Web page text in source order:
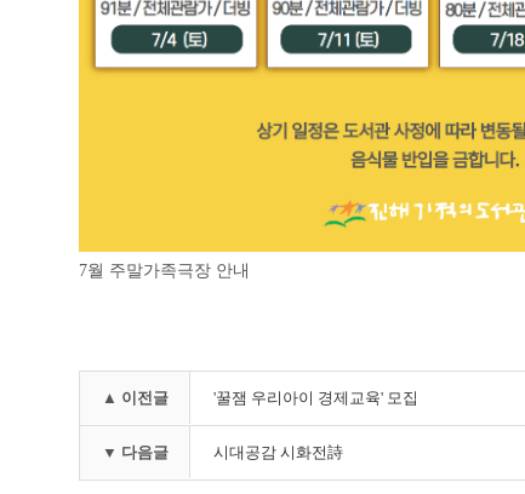
7월 주말가족극장 안내
▲ 이전글 '꿀잼 우리아이 경제교육' 모집
▼ 다음글 시대공감 시화전詩